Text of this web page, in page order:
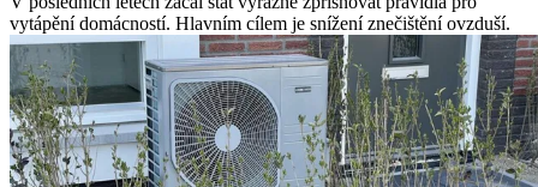
vytápění domácností. Hlavním cílem je snížení znečištění ovzduší.